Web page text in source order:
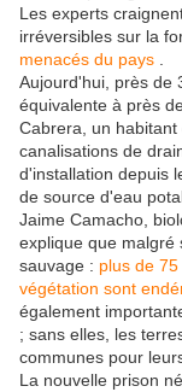
Les experts
irréversibles sur la
menacés du pays
Aujourd'hui, près de
équivalente à près
Cabrera, un
canalisations de
d'installation depuis
de source d'eau
Jaime Camacho,
explique que malgré
sauvage : plus de
végétation sont
également
; sans elles, les
communes pour
La nouvelle prison